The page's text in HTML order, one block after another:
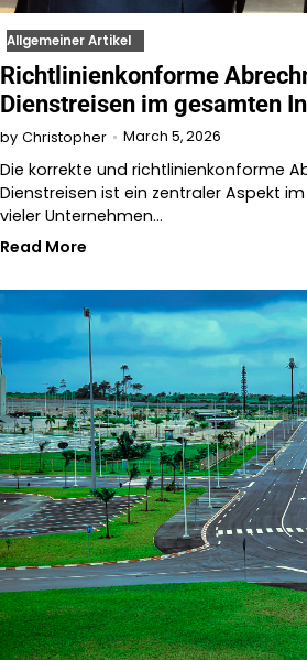
Allgemeiner Artikel
Richtlinienkonforme
Dienstreisen im gesamten
by Christopher March 5, 2026
Die korrekte und richtlinienkonforme
Dienstreisen ist ein zentraler Aspekt
vieler Unternehmen…
Read More